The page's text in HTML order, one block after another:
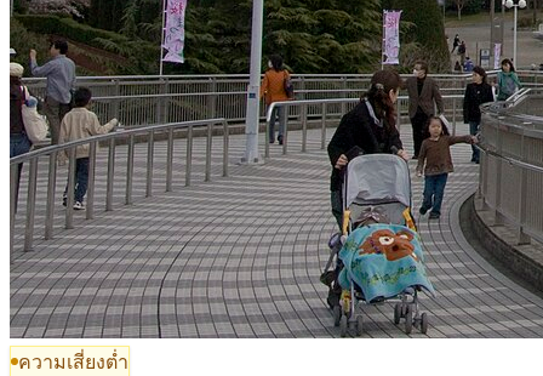
ความเสี่ยงต่ำ